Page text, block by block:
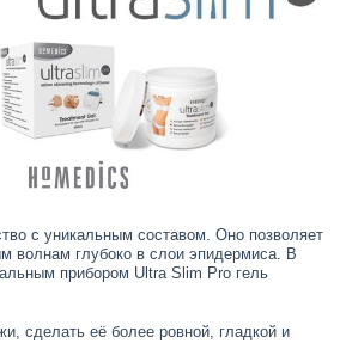
с уникальным составом. Оно позволяет
волнам глубоко в слои эпидермиса. В
прибором Ultra Slim Pro гель
сделать её более ровной, гладкой и